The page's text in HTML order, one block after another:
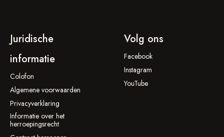
Juridische
informatie
Colofon
Algemene voorwaarden
Privacyverklaring
Informatie over het
herroepingsrecht
Volg ons
Facebook
Instagram
YouTube